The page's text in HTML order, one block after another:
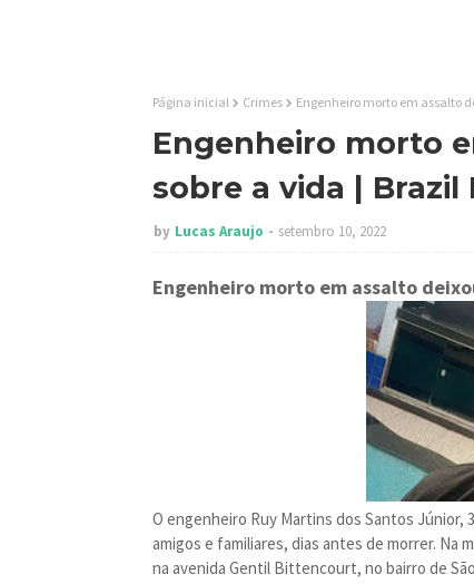
Página inicial Crimes Engenheiro morto em assalto
Engenheiro morto
sobre a vida |
by Lucas Araujo setembro 10, 2022
Engenheiro morto em assalto
O engenheiro Ruy Martins dos Santos Júnior,
amigos e familiares, dias antes de morrer. Na
na avenida Gentil Bittencourt, no bairro de